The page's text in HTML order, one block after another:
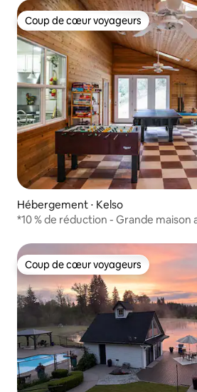
Coup de cœur voyageurs
Coup de cœur voyageurs
Hébergement ⋅ Kelso
*10 % de réduction - Grande maison
Coup de cœur voyageurs
Coup de cœur voyageurs